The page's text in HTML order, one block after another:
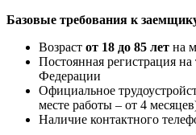
Базовые требования к
Возраст от 18 до 85 лет на
Постоянная регистрация
Федерации
Официальное
месте работы – от 4
Наличие контактного